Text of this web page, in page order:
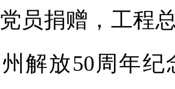
员捐赠，工程
解放50周年